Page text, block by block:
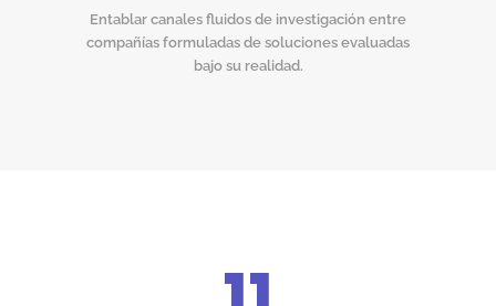
Entablar canales fluidos de investigación entre
compañías formuladas de soluciones evaluadas
bajo su realidad.